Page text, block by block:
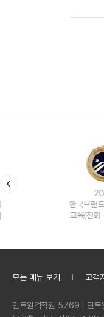
한국브랜드선호도 1위
교육(전화ㆍ화상영어)
모든 메뉴 보기 고객
정
민트원격학원 5769 | 민트